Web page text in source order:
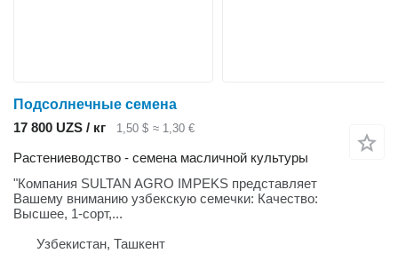
Подсолнечные семена
17 800 UZS / кг
1,50 $ ≈ 1,30 €
Растениеводство - семена масличной культуры
"Компания SULTAN AGRO IMPEKS представляет
Вашему вниманию узбекскую семечки: Качество:
Высшее, 1-сорт,...
Узбекистан, Ташкент